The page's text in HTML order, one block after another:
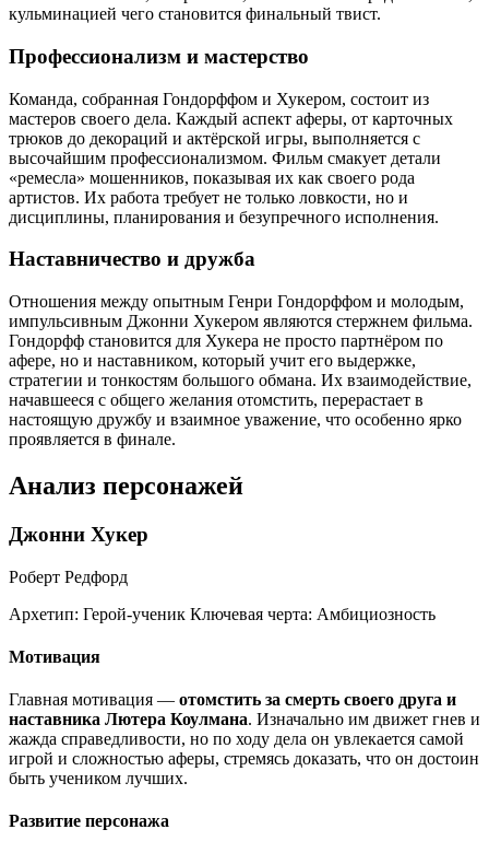
кульминацией чего становится финальный твист.
Профессионализм и мастерство
Команда, собранная Гондорффом и Хукером, состоит из
мастеров своего дела. Каждый аспект аферы, от карточных
трюков до декораций и актёрской игры, выполняется с
высочайшим профессионализмом. Фильм смакует детали
«ремесла» мошенников, показывая их как своего рода
артистов. Их работа требует не только ловкости, но и
дисциплины, планирования и безупречного исполнения.
Наставничество и дружба
Отношения между опытным Генри Гондорффом и молодым,
импульсивным Джонни Хукером являются стержнем фильма.
Гондорфф становится для Хукера не просто партнёром по
афере, но и наставником, который учит его выдержке,
стратегии и тонкостям большого обмана. Их взаимодействие,
начавшееся с общего желания отомстить, перерастает в
настоящую дружбу и взаимное уважение, что особенно ярко
проявляется в финале.
Анализ персонажей
Джонни Хукер
Роберт Редфорд
Архетип: Герой-ученик Ключевая черта: Амбициозность
Мотивация
Главная мотивация — отомстить за смерть своего друга и
наставника Лютера Коулмана. Изначально им движет гнев и
жажда справедливости, но по ходу дела он увлекается самой
игрой и сложностью аферы, стремясь доказать, что он достоин
быть учеником лучших.
Развитие персонажа